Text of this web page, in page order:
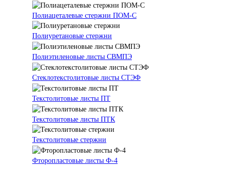
Полиацеталевые стержни ПОМ-С
Полиуретановые стержни
Полиэтиленовые листы СВМПЭ
Стеклотекстолитовые листы СТЭФ
Текстолитовые листы ПТ
Текстолитовые листы ПТК
Текстолитовые стержни
Фторопластовые листы Ф-4